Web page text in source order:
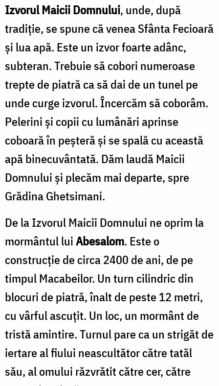
Izvorul Maicii Domnului, unde, după
tradiţie, se spune că venea Sfânta Fecioară
şi lua apă. Este un izvor foarte adânc,
subteran. Trebuie să cobori numeroase
trepte de piatră ca să dai de un tunel pe
unde curge izvorul. Încercăm să coborâm.
Pelerini şi copii cu lumânări aprinse
coboară în peşteră şi se spală cu această
apă binecuvântată. Dăm laudă Maicii
Domnului şi plecăm mai departe, spre
Grădina Ghetsimani.
De la Izvorul Maicii Domnului ne oprim la
mor­mântul luiAbesalom. Este o
construcţie de circa 2400 de ani, de pe
timpul Macabeilor. Un turn cilindric din
blocuri de piatră, înalt de peste 12 metri,
cu vârful ascuţit. Un loc, un mormânt de
tristă amintire. Turnul pare ca un strigăt de
iertare al fiului neascultător către tatăl
său, al omului răzvrătit către cer, către